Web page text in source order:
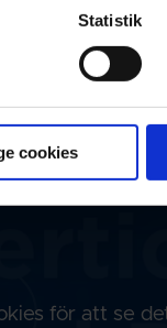
Statistik
cookies
för att se